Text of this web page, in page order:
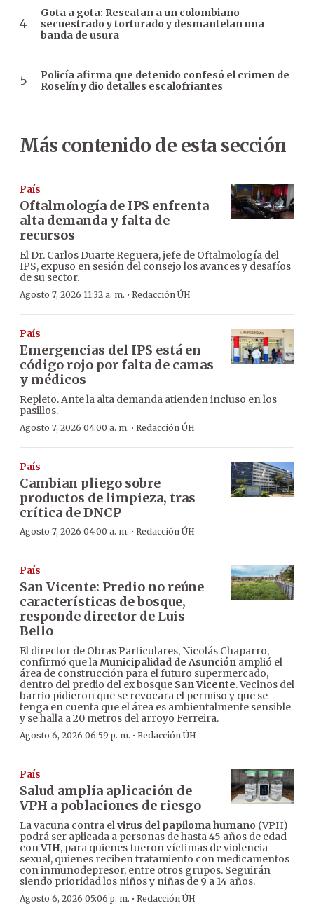
Gota a gota: Rescatan a un colombiano
secuestrado y torturado y desmantelan una
banda de usura
Policía afirma que detenido confesó el crimen de
Roselín y dio detalles escalofriantes
Más contenido de esta sección
País
Oftalmología de IPS enfrenta
alta demanda y falta de
recursos
El Dr. Carlos Duarte Reguera, jefe de Oftalmología del
IPS, expuso en sesión del consejo los avances y desafíos
de su sector.
Agosto 7, 2026 11:32 a. m. · Redacción ÚH
País
Emergencias del IPS está en
código rojo por falta de camas
y médicos
Repleto. Ante la alta demanda atienden incluso en los
pasillos.
Agosto 7, 2026 04:00 a. m. · Redacción ÚH
País
Cambian pliego sobre
productos de limpieza, tras
crítica de DNCP
Agosto 7, 2026 04:00 a. m. · Redacción ÚH
País
San Vicente: Predio no reúne
características de bosque,
responde director de Luis
Bello
El director de Obras Particulares, Nicolás Chaparro,
confirmó que laMunicipalidad de Asunción amplió el
área de construcción para el futuro supermercado,
dentro del predio del ex bosque San Vicente. Vecinos del
barrio pidieron que se revocara el permiso y que se
tenga en cuenta que el área es ambientalmente sensible
y se halla a 20 metros del arroyo Ferreira.
Agosto 6, 2026 06:59 p. m. · Redacción ÚH
País
Salud amplía aplicación de
VPH a poblaciones de riesgo
La vacuna contra elvirus del papiloma humano (VPH)
podrá ser aplicada a personas de hasta 45 años de edad
conVIH, para quienes fueron víctimas de violencia
sexual, quienes reciben tratamiento con medicamentos
con inmunodepresor, entre otros grupos. Seguirán
siendo prioridad los niños y niñas de 9 a 14 años.
Agosto 6, 2026 05:06 p. m. · Redacción ÚH